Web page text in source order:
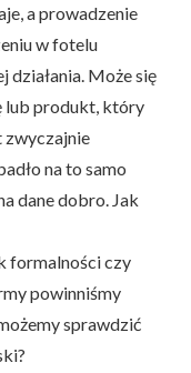
a prowadzenie
w fotelu
działania. Może się
lub produkt, który
zwyczajnie
na to samo
dane dobro. Jak
formalności czy
powinniśmy
sprawdzić